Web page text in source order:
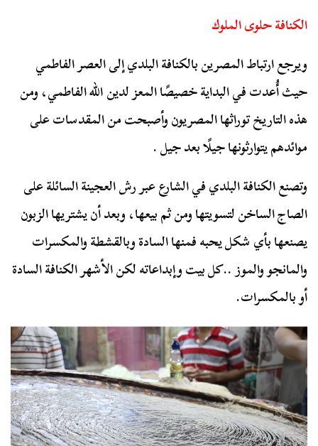
الكنافة حلوى الملوك
ويرجع ارتباط المصرين بالكنافة البلدي إلى العصر الفاطمي
حيث أُعدت في البداية خصيصًا المعز لدين الله الفاطمي، ومن
هذه التاريخ توراثها المصريون وأصبحت من المقدسات على
موائدهم يتوارثونها جيلًا بعد جيل .
وتصنع الكنافة البلدي في الشارع عبر رش العجينة السائلة على
الصاج الساخن لتسويتها ومن ثم بيعها، وبعد أن يشتريها الزبون
يصنعها بأي شكل يحبه فمنها السادة وبالقشطة والمكسرات
والمانجو والموز ..كل بيت وإبداعاته لكن الأشهر الكنافة السادة
أو بالمكسرات.